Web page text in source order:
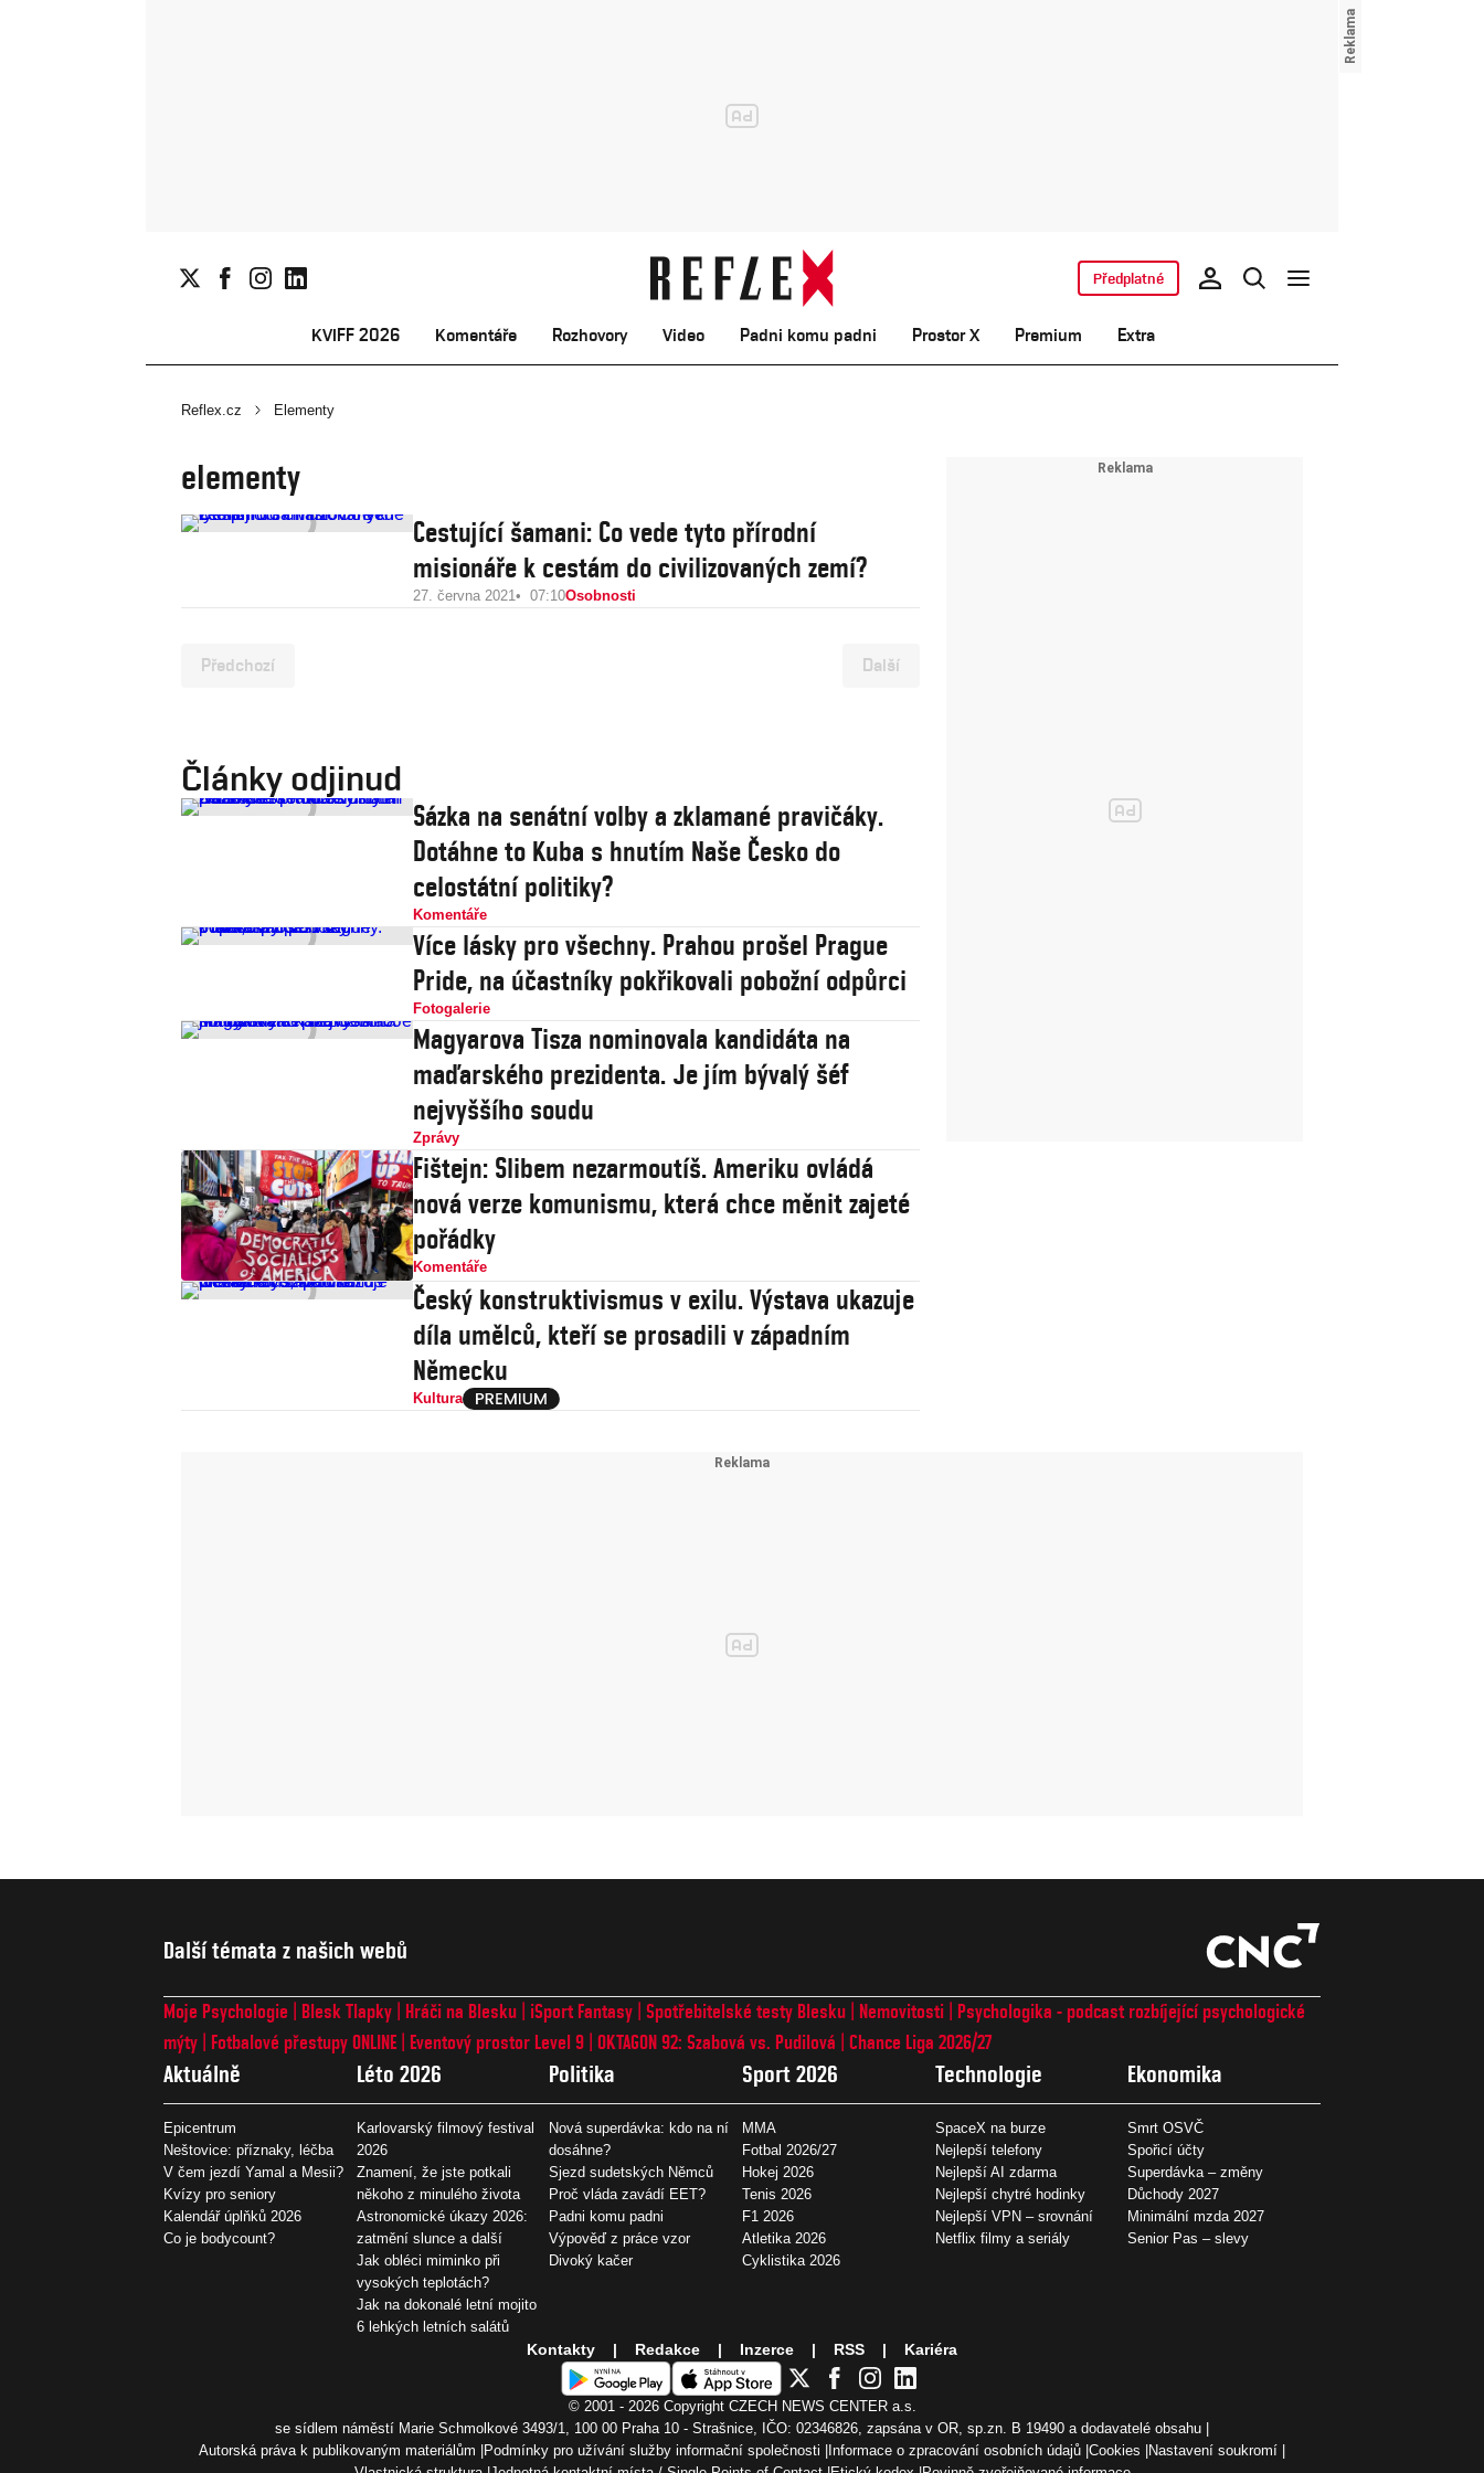
KVIFF 2026 Komentáře Rozhovory Video Padni komu padni Prostor X Premium Extra
Předplatné
Reflex.cz Elementy
elementy
Cestující šamani: Co vede tyto přírodní
misionáře k cestám do civilizovaných zemí?
27. června 2021 07:10Osobnosti
Předchozí Další
Články odjinud
Sázka na senátní volby a zklamané pravičáky.
Dotáhne to Kuba s hnutím Naše Česko do
celostátní politiky?
Komentáře
Více lásky pro všechny. Prahou prošel Prague
Pride, na účastníky pokřikovali pobožní odpůrci
Fotogalerie
Magyarova Tisza nominovala kandidáta na
maďarského prezidenta. Je jím bývalý šéf
nejvyššího soudu
Zprávy
Fištejn: Slibem nezarmoutíš. Ameriku ovládá
nová verze komunismu, která chce měnit zajeté
pořádky
Komentáře
Český konstruktivismus v exilu. Výstava ukazuje
díla umělců, kteří se prosadili v západním
Německu
Kultura
Další témata z našich webů
Moje Psychologie Blesk Tlapky Hráči na Blesku iSport Fantasy Spotřebitelské testy Blesku Nemovitosti
Psychologika - podcast rozbíjející psychologické
mýty
Fotbalové přestupy ONLINE Eventový prostor Level 9 OKTAGON 92: Szabová vs. Pudilová Chance Liga 2026/27
Aktuálně
Epicentrum
Neštovice: příznaky, léčba
V čem jezdí Yamal a Mesii?
Kvízy pro seniory
Kalendář úplňků 2026
Co je bodycount?
Léto 2026
Karlovarský filmový festival
2026
Znamení, že jste potkali
někoho z minulého života
Astronomické úkazy 2026:
zatmění slunce a další
Jak obléci miminko při
vysokých teplotách?
Jak na dokonalé letní mojito
6 lehkých letních salátů
Politika
Nová superdávka: kdo na ní
dosáhne?
Sjezd sudetských Němců
Proč vláda zavádí EET?
Padni komu padni
Výpověď z práce vzor
Divoký kačer
Sport 2026
MMA
Fotbal 2026/27
Hokej 2026
Tenis 2026
F1 2026
Atletika 2026
Cyklistika 2026
Technologie
SpaceX na burze
Nejlepší telefony
Nejlepší AI zdarma
Nejlepší chytré hodinky
Nejlepší VPN – srovnání
Netflix filmy a seriály
Ekonomika
Smrt OSVČ
Spořicí účty
Superdávka – změny
Důchody 2027
Minimální mzda 2027
Senior Pas – slevy
Kontakty Redakce Inzerce RSS Kariéra
© 2001 - 2026 Copyright CZECH NEWS CENTER a.s.
se sídlem náměstí Marie Schmolkové 3493/1, 100 00 Praha 10 - Strašnice, IČO: 02346826, zapsána v OR, sp.zn. B 19490 a dodavatelé obsahu
Autorská práva k publikovaným materiálům
Podmínky pro užívání služby informační společnosti Informace o zpracování osobních údajů Cookies
Nastavení soukromí